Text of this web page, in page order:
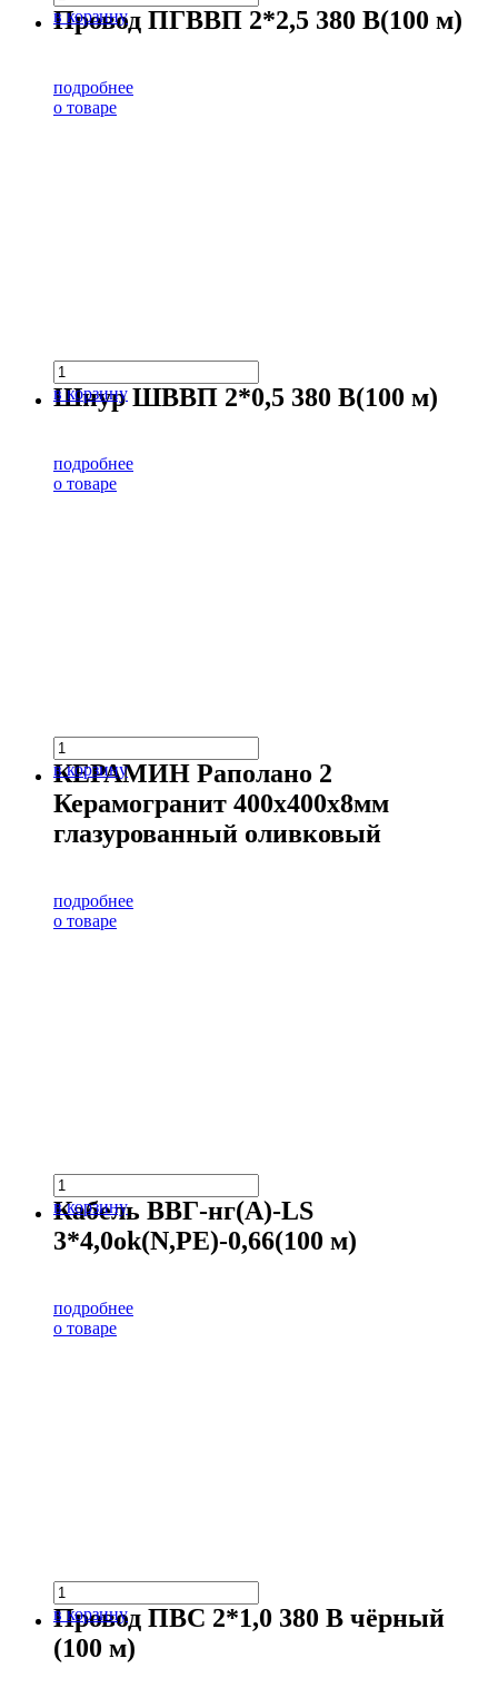
в корзину
Провод ПГВВП 2*2,5 380 В(100 м)
подробнее
о товаре
в корзину
Шнур ШВВП 2*0,5 380 В(100 м)
подробнее
о товаре
в корзину
КЕРАМИН Раполано 2
Керамогранит 400х400х8мм
глазурованный оливковый
подробнее
о товаре
в корзину
Кабель ВВГ-нг(А)-LS
3*4,0ok(N,PE)-0,66(100 м)
подробнее
о товаре
в корзину
Провод ПВС 2*1,0 380 В чёрный
(100 м)